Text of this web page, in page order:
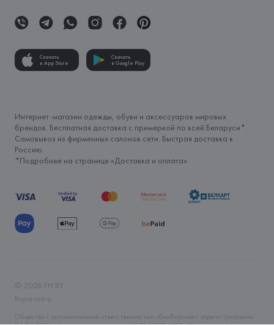
Скачать
в App Store
Скачать
в Google Play
Интернет-магазин одежды, обуви и аксессуаров мировых
брендов. Бесплатная доставка с примеркой по всей Беларуси*.
Самовывоз из фирменных салонов сети. Быстрая доставка в
Россию.
*Подробнее на странице «Доставка и оплата»
© 2026 FH.BY
Карта сайта
Общество с дополнительной ответственностью «БелВиринея» зарегистрировано